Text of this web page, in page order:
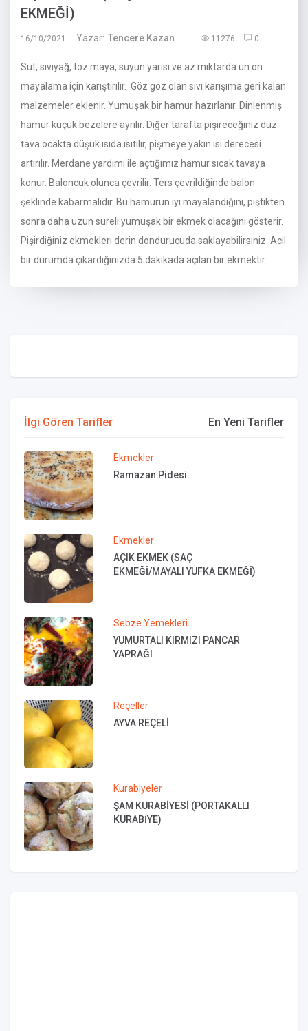
EKMEĞİ)
16/10/2021 Yazar: Tencere Kazan 11276 0
Süt, sıvıyağ, toz maya, suyun yarısı ve az miktarda un ön
mayalama için karıştırılır. Göz göz olan sıvı karışıma geri kalan
malzemeler eklenir. Yumuşak bir hamur hazırlanır. Dinlenmiş
hamur küçük bezelere ayrılır. Diğer tarafta pişireceğiniz düz
tava ocakta düşük ısıda ısıtılır, pişmeye yakın ısı derecesi
artırılır. Merdane yardımı ile açtığımız hamur sıcak tavaya
konur. Baloncuk olunca çevrilir. Ters çevrildiğinde balon
şeklinde kabarmalıdır. Bu hamurun iyi mayalandığını, piştikten
sonra daha uzun süreli yumuşak bir ekmek olacağını gösterir.
Pişirdiğiniz ekmekleri derin dondurucuda saklayabilirsiniz. Acil
bir durumda çıkardığınızda 5 dakikada açılan bir ekmektir.
İlgi Gören Tarifler En Yeni Tarifler
Ekmekler
Ramazan Pidesi
Ekmekler
AÇIK EKMEK (SAÇ
EKMEĞİ/MAYALI YUFKA EKMEĞİ)
Sebze Yemekleri
YUMURTALI KIRMIZI PANCAR
YAPRAĞI
Reçeller
AYVA REÇELİ
Kurabiyeler
ŞAM KURABİYESİ (PORTAKALLI
KURABİYE)